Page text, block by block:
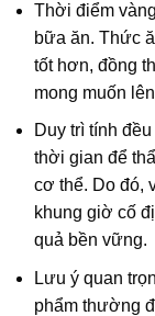
Thời điểm
bữa ăn. Thức
tốt hơn, đồng
mong muốn
Duy trì tính
thời gian để
cơ thể. Do đó,
khung giờ cố
quả bền vững.
Lưu ý quan
phẩm thường